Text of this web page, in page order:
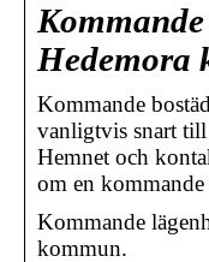
Hedemora
Kommande
vanligtvis snart till
Hemnet och
om en
Kommande
kommun.